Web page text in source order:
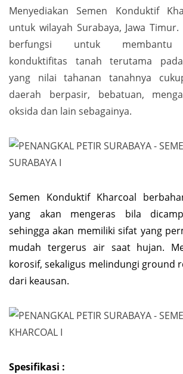
Menyediakan Semen Konduktif
untuk wilayah Surabaya, Jawa
berfungsi untuk membantu
konduktifitas tanah terutama
yang nilai tahanan tanahnya
daerah berpasir, bebatuan,
oksida dan lain sebagainya.
Semen Konduktif Kharcoal
yang akan mengeras bila
sehingga akan memiliki sifat yang
mudah tergerus air saat hujan.
korosif, sekaligus melindungi ground
dari keausan.
Spesifikasi :